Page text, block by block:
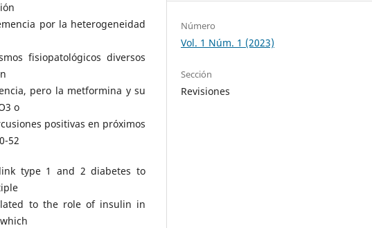
por la heterogeneidad
fisiopatológicos diversos
pero la metformina y su
o
positivas en próximos
52
type 1 and 2 diabetes to
to the role of insulin in
Número
Vol. 1 Núm. 1 (2023)
Sección
Revisiones